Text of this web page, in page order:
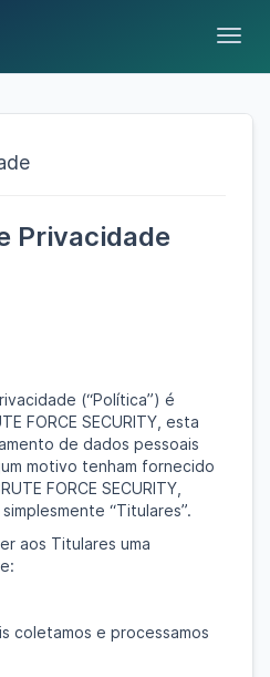
Privacidade
(“Política”) é
FORCE SECURITY, esta
de dados pessoais
motivo tenham fornecido
FORCE SECURITY,
“Titulares”.
aos Titulares uma
coletamos e processamos